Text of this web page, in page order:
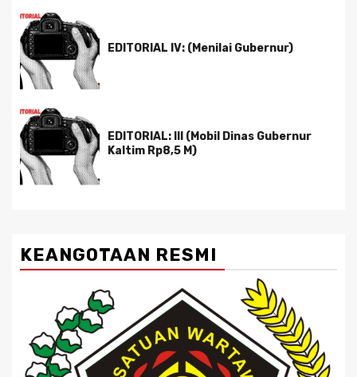
EDITORIAL IV: (Menilai Gubernur)
EDITORIAL: III (Mobil Dinas Gubernur
Kaltim Rp8,5 M)
KEANGOTAAN RESMI